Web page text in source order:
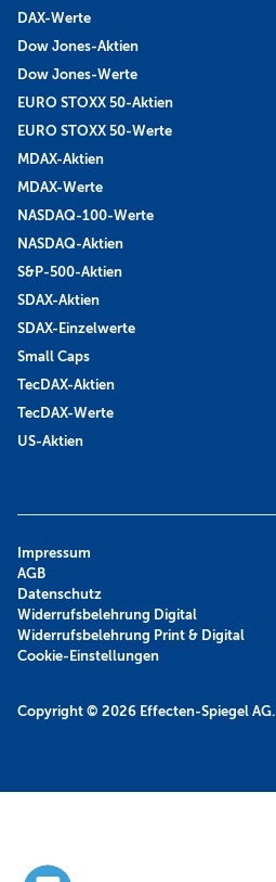
DAX-Werte
Dow Jones-Aktien
Dow Jones-Werte
EURO STOXX 50-Aktien
EURO STOXX 50-Werte
MDAX-Aktien
MDAX-Werte
NASDAQ-100-Werte
NASDAQ-Aktien
S&P-500-Aktien
SDAX-Aktien
SDAX-Einzelwerte
Small Caps
TecDAX-Aktien
TecDAX-Werte
US-Aktien
Copyright © 2026 Effecten-Spiegel AG.
Impressum
AGB
Datenschutz
Widerrufsbelehrung Digital
Widerrufsbelehrung Print & Digital
Cookie-Einstellungen